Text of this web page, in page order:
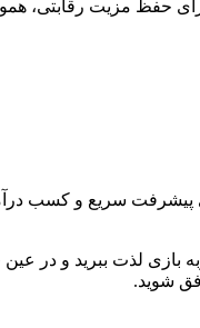
سریع و کسب درآمد
لذت ببرید و در
شوید.